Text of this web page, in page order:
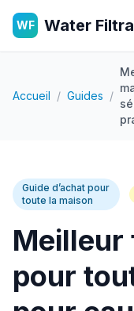
WF Water
Accueil / Guides /
Guide d’achat pour
toute la maison
Meilleur
pour